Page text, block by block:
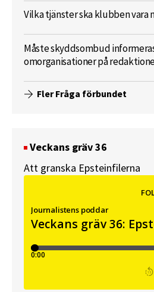
Vilka tjänster ska klubben vara
Måste skyddsombud
omorganisationer på
Fler Fråga förbundet
Veckans gräv 36
Att granska Epsteinfilerna